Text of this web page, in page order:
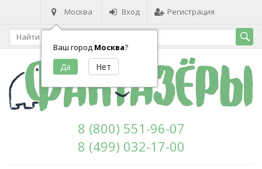
Москва
Ваш город Москва?
Вход Регистрация
8 (800) 551-96-07
8 (499) 032-17-00